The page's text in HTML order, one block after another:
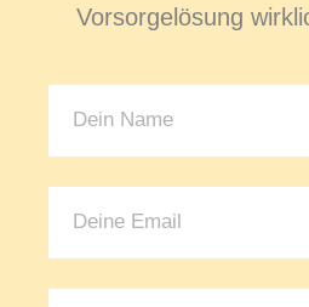
Vorsorgelösung